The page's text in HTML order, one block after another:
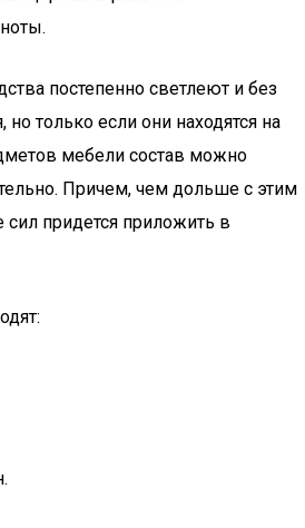
постепенно светлеют и без
только если они находятся на
мебели состав можно
Причем, чем дольше с этим
сил придется приложить в